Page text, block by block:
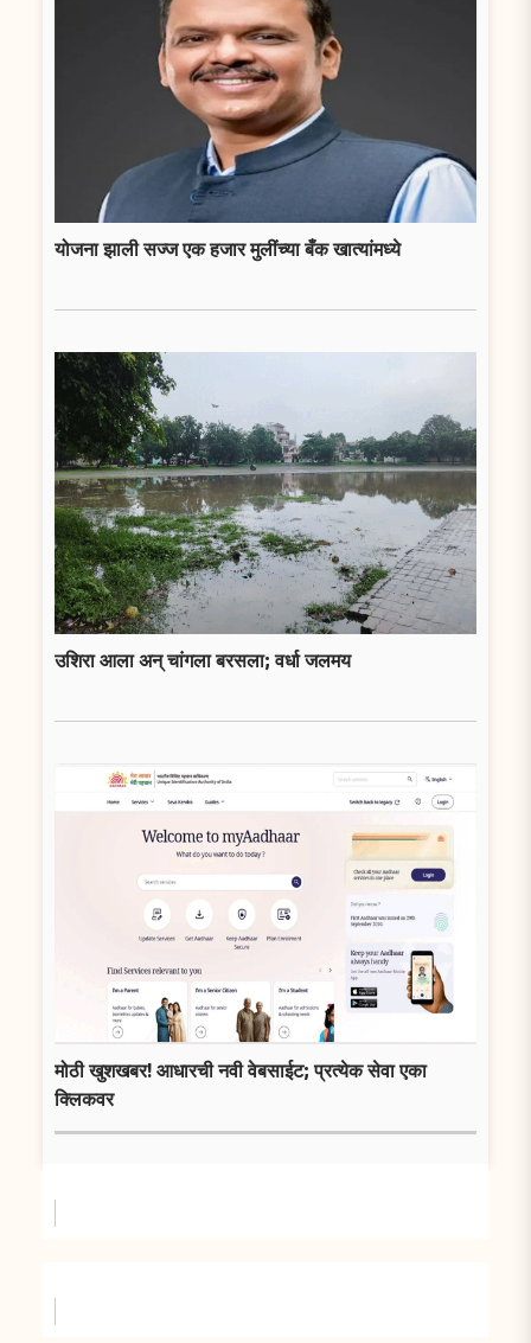
योजना झाली सज्ज एक हजार मुलींच्या बँक खात्यांमध्ये
उशिरा आला अन् चांगला बरसला; वर्धा जलमय
मोठी खुशखबर! आधारची नवी वेबसाईट; प्रत्येक सेवा एका
क्लिकवर